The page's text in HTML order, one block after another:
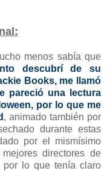
menos sabía que
descubrí de su
Books, me llamó
pareció una lectura
por lo que me
, animado también por
durante estas
por el mismísimo
directores de
por lo que tenía claro